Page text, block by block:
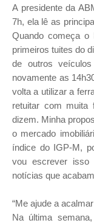
A presidente da
7h, ela lê as
Quando começa
primeiros tuites do
de outros
novamente as
volta a utilizar a
retuitar com muita
dizem. Minha
o mercado
índice do IGP-M,
vou escrever isso
notícias que
“Me ajude a
Na última